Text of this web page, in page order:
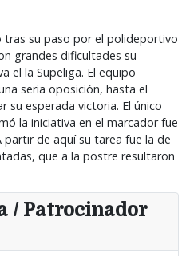
tras su paso por el polideportivo
grandes dificultades su
el la Supeliga. El equipo
seria oposición, hasta el
su esperada victoria. El único
la iniciativa en el marcador fue
de aquí su tarea fue la de
que a la postre resultaron
/ Patrocinador